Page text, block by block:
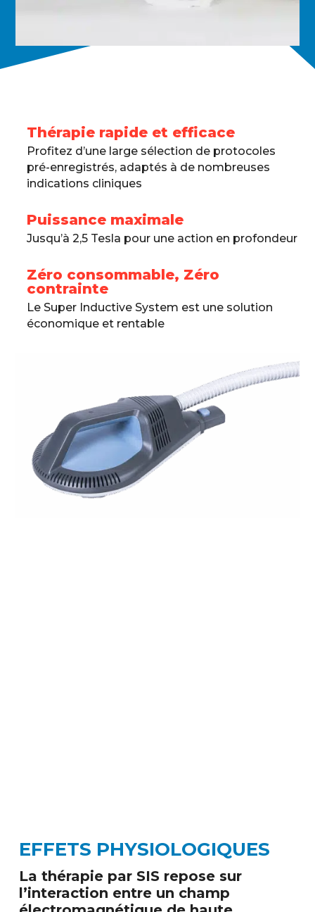
Thérapie rapide et efficace
Profitez d’une large sélection de protocoles
pré-enregistrés, adaptés à de nombreuses
indications cliniques
Puissance maximale
Jusqu’à 2,5 Tesla pour une action en profondeur
Zéro consommable, Zéro
contrainte
Le Super Inductive System est une solution
économique et rentable
EFFETS PHYSIOLOGIQUES
La thérapie par SIS repose sur
l’interaction entre un champ